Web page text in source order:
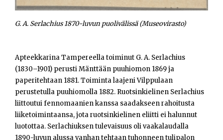
G. A. Serlachius 1870-luvun puolivälissä (Museovirasto)
Apteekkarina Tampereella toiminut G. A. Serlachius
(1830–1901) perusti Mänttään puuhiomon 1869 ja
paperitehtaan 1881. Toiminta laajeni Vilppulaan
perustetulla puuhiomolla 1882. Ruotsinkielinen Serlachius
liittoutui fennomaanien kanssa saadakseen rahoitusta
liiketoimintaansa, jota ruotsinkielinen eliitti ei halunnut
luotottaa. Serlachiuksen tulevaisuus oli vaakalaudalla
1890-luvun alussa vanhan tehtaan tuhonneen tulipalon